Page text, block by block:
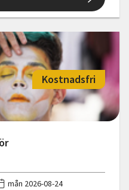
Kostnadsfri
mån 2026-08-24